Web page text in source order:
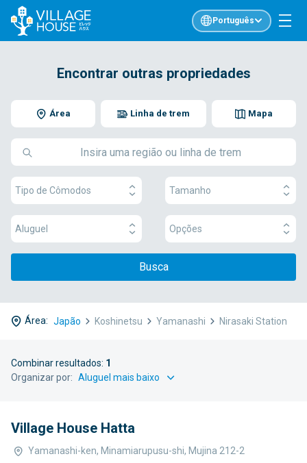
Português
Encontrar outras propriedades
Área Mapa
Linha de trem
Tipo de Cômodos Tamanho
Aluguel Opções
Busca
Área: Japão Koshinetsu Yamanashi Nirasaki Station
Combinar resultados: 1
Organizar por:
Village House Hatta
Yamanashi-ken, Minamiarupusu-shi, Mujina 212-2